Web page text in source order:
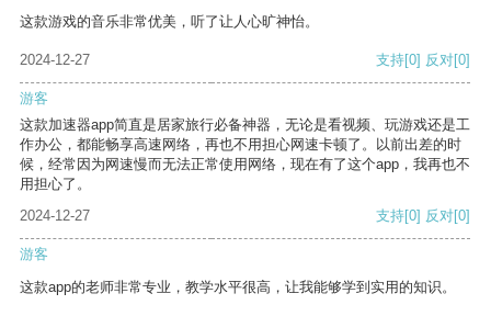
这款游戏的音乐非常优美，听了让人心旷神怡。
2024-12-27 支持[0] 反对[0]
游客
这款加速器app简直是居家旅行必备神器，无论是看视频、玩游戏还是工
作办公，都能畅享高速网络，再也不用担心网速卡顿了。以前出差的时
候，经常因为网速慢而无法正常使用网络，现在有了这个app，我再也不
用担心了。
2024-12-27
支持[0] 反对[0]
游客
这款app的老师非常专业，教学水平很高，让我能够学到实用的知识。